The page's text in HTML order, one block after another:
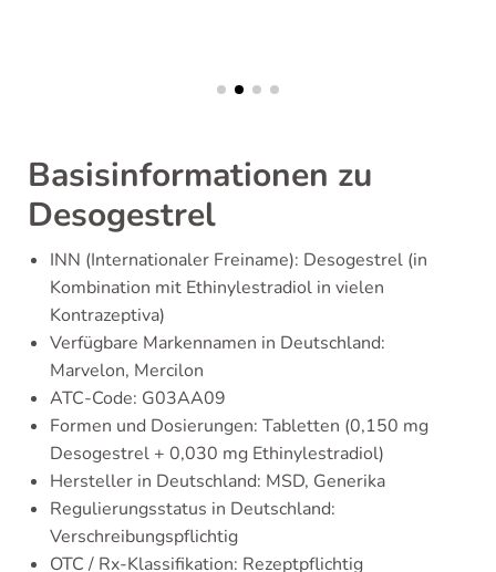
Basisinformationen zu
Desogestrel
INN (Internationaler Freiname): Desogestrel (in
Kombination mit Ethinylestradiol in vielen
Kontrazeptiva)
Verfügbare Markennamen in Deutschland:
Marvelon, Mercilon
ATC-Code: G03AA09
Formen und Dosierungen: Tabletten (0,150 mg
Desogestrel + 0,030 mg Ethinylestradiol)
Hersteller in Deutschland: MSD, Generika
Regulierungsstatus in Deutschland:
Verschreibungspflichtig
OTC / Rx-Klassifikation: Rezeptpflichtig